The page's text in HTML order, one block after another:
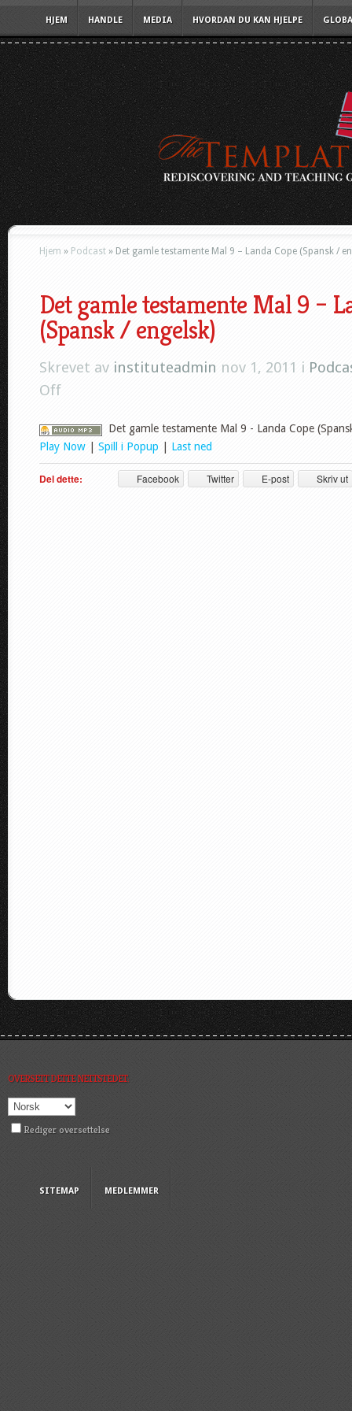
HJEM HANDLE MEDIA HVORDAN DU KAN HJELPE
Hjem » Podcast » Det gamle testamente Mal 9 – Landa Cope (Spansk /
Det gamle testamente Mal 9 –
(Spansk / engelsk)
Skrevet av instituteadmin nov 1, 2011 i
Off
Det gamle testamente Mal 9 - Landa Cope
Play Now
Spill i Popup Last ned
Del dette: Facebook Twitter E-post Skriv ut
OVERSETT DETTE NETTSTEDET:
Rediger oversettelse
SITEMAP MEDLEMMER